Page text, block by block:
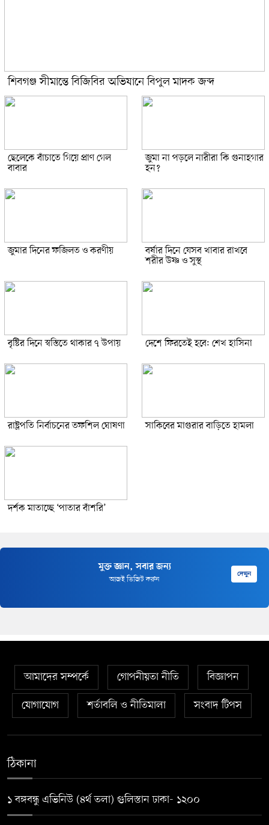
শিবগঞ্জ সীমান্তে বিজিবির অভিযানে বিপুল মাদক জব্দ
ছেলেকে বাঁচাতে গিয়ে প্রাণ গেল
বাবার
জুমা না পড়লে নারীরা কি গুনাহগার
হন?
জুমার দিনের ফজিলত ও করণীয় বর্ষার দিনে যেসব খাবার রাখবে
শরীর উষ্ণ ও সুস্থ
বৃষ্টির দিনে স্বস্তিতে থাকার ৭ উপায় দেশে ফিরতেই হবে: শেখ হাসিনা
রাষ্ট্রপতি নির্বাচনের তফশিল ঘোষণা সাকিবের মাগুরার বাড়িতে হামলা
দর্শক মাতাচ্ছে ‘পাতার বাঁশরি’
মুক্ত জ্ঞান, সবার জন্য
আজই ভিজিট করুন
দেখুন
আমাদের সম্পর্কে গোপনীয়তা নীতি
বিজ্ঞাপন
যোগাযোগ
শর্তাবলি ও নীতিমালা সংবাদ টিপস
ঠিকানা
১ বঙ্গবন্ধু এভিনিউ (৪র্থ তলা) গুলিস্তান ঢাকা- ১২০০